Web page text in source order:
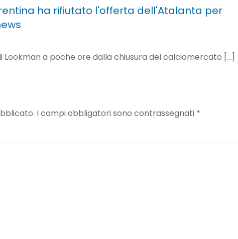
ha rifiutato l'offerta dell'Atalanta per
di Lookman a poche ore dalla chiusura del calciomercato […]
I campi obbligatori sono contrassegnati *